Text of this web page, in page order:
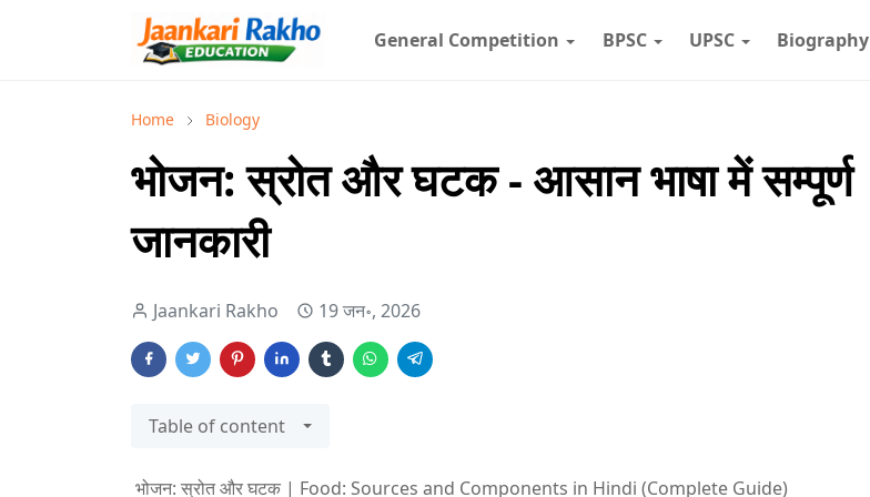
General Competition BPSC UPSC Biography
Home Biology
भोजन: स्रोत और घटक - आसान भाषा में सम्पूर्ण
जानकारी
Jaankari Rakho 19 जन॰, 2026
Table of content
भोजन: स्रोत और घटक | Food: Sources and Components in Hindi (Complete Guide)